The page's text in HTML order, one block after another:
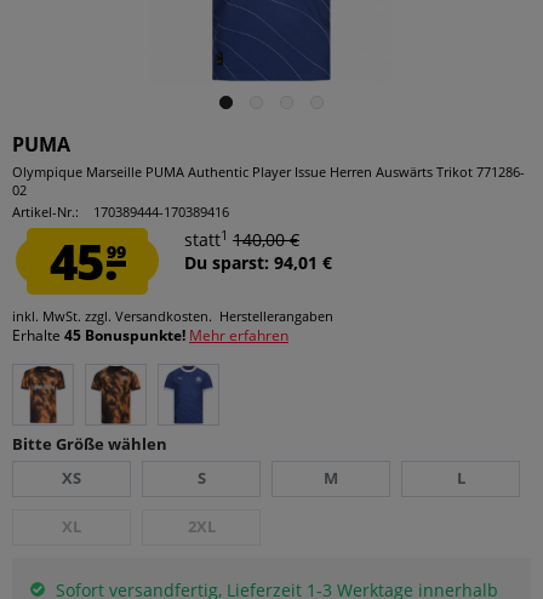
PUMA
Olympique Marseille PUMA Authentic Player Issue Herren Auswärts Trikot 771286-
02
Artikel-Nr.:
170389444-170389416
45.99
statt1 140,00 €
Du sparst: 94,01 €
inkl. MwSt. zzgl. Versandkosten. Herstellerangaben
Erhalte 45 Bonuspunkte! Mehr erfahren
Bitte Größe wählen
XS
S M L
XL 2XL
Sofort versandfertig, Lieferzeit 1-3 Werktage innerhalb